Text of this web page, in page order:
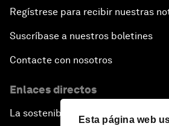
Esta página web
Regístrese para recibir nuestras
Suscríbase a nuestros boletines
Contacte con nosotros
Enlaces directos
La sostenibilidad en el Foro